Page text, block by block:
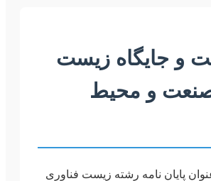
و جایگاه زیست
و محیط